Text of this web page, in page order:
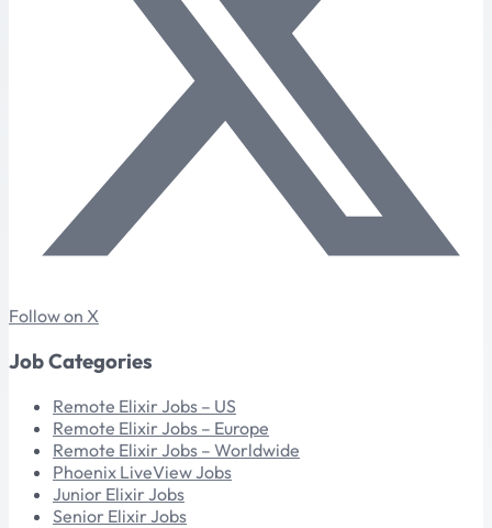
Follow on X
Job Categories
Remote Elixir Jobs – US
Remote Elixir Jobs – Europe
Remote Elixir Jobs – Worldwide
Phoenix LiveView Jobs
Junior Elixir Jobs
Senior Elixir Jobs